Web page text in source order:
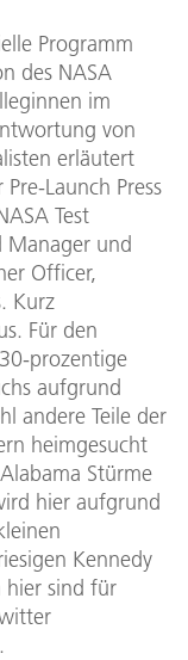
Programm
des NASA
im
von
erläutert
Launch Press
Test
Manager und
Officer,
Kurz
Für den
prozentige
aufgrund
andere Teile der
heimgesucht
Stürme
hier aufgrund
Kennedy
hier sind für